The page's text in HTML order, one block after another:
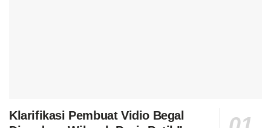
Klarifikasi Pembuat Vidio Begal